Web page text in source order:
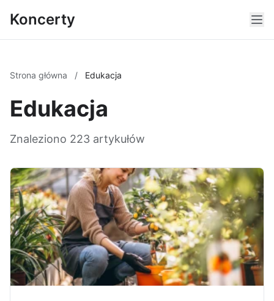
Koncerty
Strona główna / Edukacja
Edukacja
Znaleziono 223 artykułów